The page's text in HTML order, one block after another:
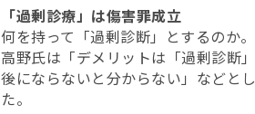
「過剰診療」は傷害罪成立
何を持って「過剰診断」とするのか
高野氏は「デメリットは「過剰診断
後にならないと分からない」などと
た。